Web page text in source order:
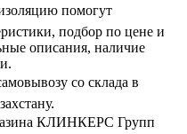
помогут
подбор по цене и
описания, наличие
со склада в
КЛИНКЕРС Групп